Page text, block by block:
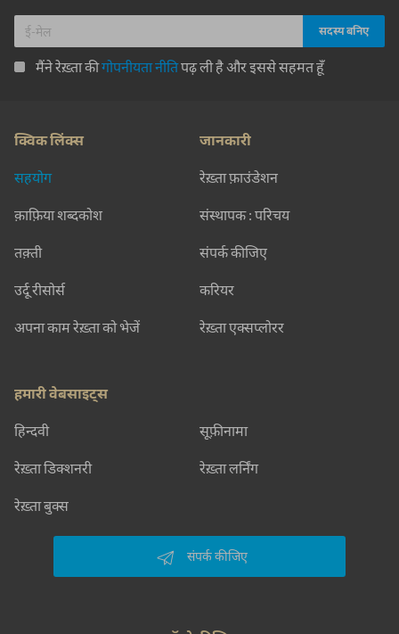
मैंने रेख़्ता कीगोपनीयता नीतिपढ़ ली है और इससे सहमत हूँ
क्विक लिंक्स
सहयोग
क़ाफ़िया शब्दकोश
तक़्ती
उर्दू रीसोर्स
अपना काम रेख़्ता को भेजें
जानकारी
रेख़्ता फ़ाउंडेशन
संस्थापक : परिचय
संपर्क कीजिए
करियर
रेख़्ता एक्सप्लोरर
हमारी वेबसाइट्स
हिन्दवी सूफ़ीनामा
रेख़्ता डिक्शनरी रेख़्ता लर्निंग
रेख़्ता बुक्स
संपर्क कीजिए